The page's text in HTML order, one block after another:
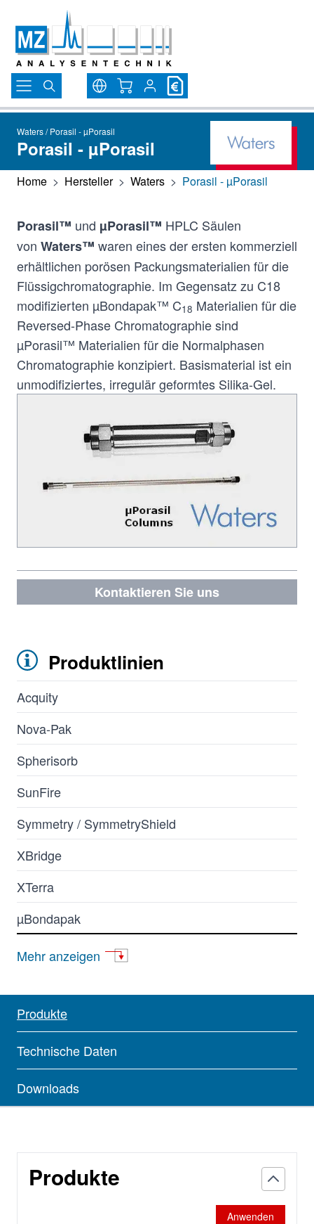
Direkt zum Inhalt
Warenkorb
Waters / Porasil - µPorasil
Porasil - µPorasil
Home > Hersteller > Waters > Porasil - µPorasil
Porasil™ und µPorasil™ HPLC Säulen
von Waters™ waren eines der ersten kommerziell
erhältlichen porösen Packungsmaterialien für die
Flüssigchromatographie. Im Gegensatz zu C18
modifizierten µBondapak™ C18 Materialien für die
Reversed-Phase Chromatographie sind
µPorasil™ Materialien für die Normalphasen
Chromatographie konzipiert. Basismaterial ist ein
unmodifiziertes, irregulär geformtes Silika-Gel.
Kontaktieren Sie uns
Produktlinien
Acquity
Nova-Pak
Spherisorb
SunFire
Symmetry / SymmetryShield
XBridge
XTerra
µBondapak
Atlantis
BioSuite
Cortecs
GTxResolve
nanoEase
Mehr anzeigen
Produkte
Technische Daten
Downloads
Produkte
Anwenden